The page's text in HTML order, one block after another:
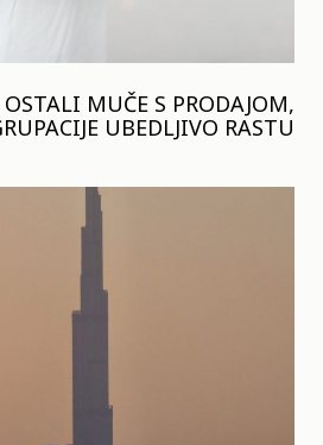
OSTALI MUČE S PRODAJOM,
UBEDLJIVO RASTU